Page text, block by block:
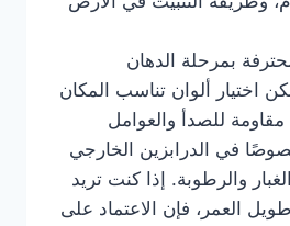
بمرحلة الدهان
اختيار ألوان تناسب المكان
للصدأ والعوامل
في الدرابزين الخارجي
والرطوبة. إذا كنت تريد
وطويل العمر، فإن الاعتماد على